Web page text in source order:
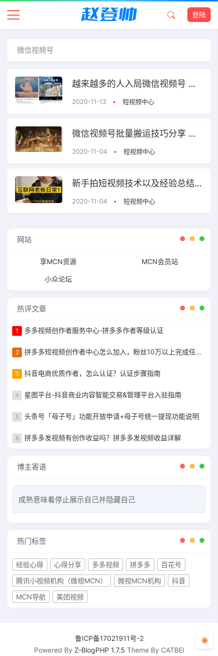
登陆
微信视频号
越来越多的人入局微信视频号 名人语录月入2万套路解析
2020-11-13 • 短视频中心
微信视频号批量搬运技巧分享 一个日赚1000元的副业教程
2020-11-04 • 短视频中心
新手拍短视频技术以及经验总结 真实+随性+用心=成功
2020-11-04 • 短视频中心
网站
享MCN资源 MCN会员站
小众论坛
热评文章
1 多多视频创作者服务中心-拼多多作者等级认证
2 拼多多短视频创作者中心怎么加入，粉丝10万以上完成任务获得现金补贴
3 抖音电商优质作者，怎么认证？认证步骤指南
4 星图平台-抖音商业内容智能交易&管理平台入驻指南
5 头条号「母子号」功能开放申请+母子号统一提现功能说明
6 拼多多发视频有创作收益吗？拼多多发视频收益详解
博主寄语
成熟意味着停止展示自己并隐藏自己
热门标签
经验心得 心得分享 多多视频 拼多多
百花号
腾讯小视频机构（微视MCN）
微视MCN机构
抖音
MCN导航
美团视频
鲁ICP备17021911号-2
Powered By Z-BlogPHP 1.7.5 Theme By CATBEI